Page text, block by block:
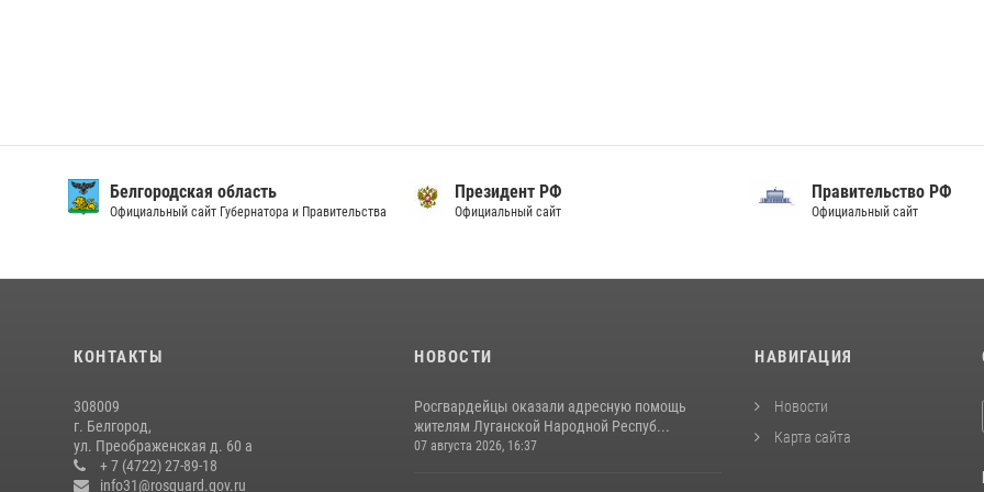
Белгородская область
Официальный сайт Губернатора и Правительства
Президент РФ
Официальный сайт
Правительство РФ
Официальный сайт
КОНТАКТЫ
308009
г. Белгород,
ул. Преображенская д. 60 а
+ 7 (4722) 27-89-18
info31@rosguard.gov.ru
НОВОСТИ
Росгвардейцы оказали адресную помощь
жителям Луганской Народной Респуб...
07 августа 2026, 16:37
НАВИГАЦИЯ
Новости
Карта сайта